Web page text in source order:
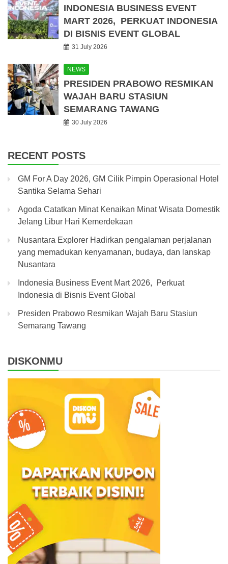
INDONESIA BUSINESS EVENT
MART 2026, PERKUAT INDONESIA
DI BISNIS EVENT GLOBAL
31 July 2026
NEWS
PRESIDEN PRABOWO RESMIKAN
WAJAH BARU STASIUN
SEMARANG TAWANG
30 July 2026
RECENT POSTS
GM For A Day 2026, GM Cilik Pimpin Operasional Hotel
Santika Selama Sehari
Agoda Catatkan Minat Kenaikan Minat Wisata Domestik
Jelang Libur Hari Kemerdekaan
Nusantara Explorer Hadirkan pengalaman perjalanan
yang memadukan kenyamanan, budaya, dan lanskap
Nusantara
Indonesia Business Event Mart 2026, Perkuat
Indonesia di Bisnis Event Global
Presiden Prabowo Resmikan Wajah Baru Stasiun
Semarang Tawang
DISKONMU